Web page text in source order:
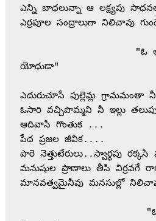
ఎన్ని బాధలున్నా ఆ లక్ష్యపు
ఎర్రపూల సంద్రాలుగా నిలిచావు
యోధుడా"
ఎదురుచూసే పుల్లెమ్ల గ్రామమంతా
ఓసారి వచ్చిపొమ్మని నీ ఇల్లు
ఆదివాసి గొంతుక ...
పేద ప్రజల జీవిక....
పారె నెత్తుటేరులు..స్వార్ధపు రక్కసి
మనుషుల ప్రాణాలు తీసి విర్రవగే
మానవత్వమైనీవు మనసుల్లో